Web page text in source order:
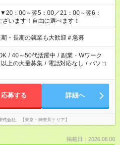
▼20：00～翌5：00／21：00～翌6：
もございます！自由に選べます！
・長期の就業も大歓迎＃急募
/ 40～50代活躍中 / 副業・Wワーク
上の大量募集 / 電話対応なし / パソコ
応募する 詳細へ
式会社 【東京・神奈川エリア】
掲載日：2026.08.06